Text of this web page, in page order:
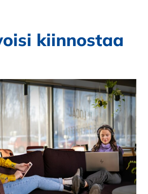
kiinnostaa